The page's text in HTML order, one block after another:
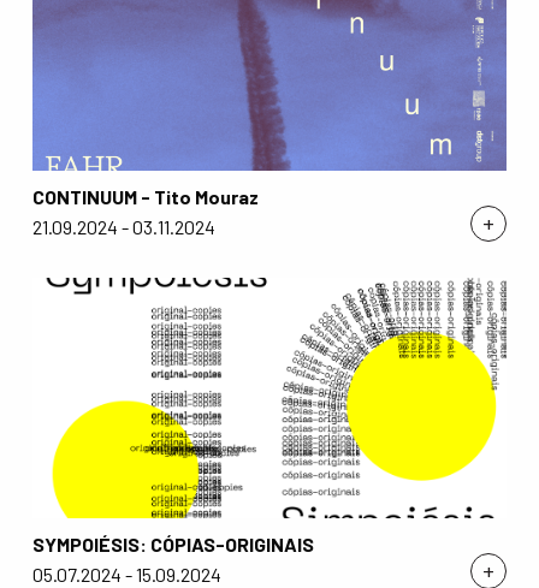
+
CONTINUUM - Tito Mouraz
21.09.2024 - 03.11.2024
+
SYMPOIÉSIS: CÓPIAS-ORIGINAIS
05.07.2024 - 15.09.2024